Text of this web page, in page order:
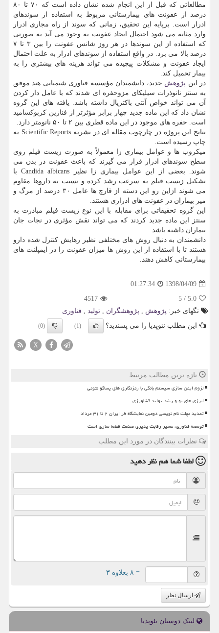
مطالعاتی كه قبل از این انجام شده نشان داده است كه ۷۰ تا ۸۰
درصد از عفونت های بیمارستانی مربوط به استفاده از سوندهای
ادرار است. برپایه این تحقیق، زمانی كه سوند از راه مجاری ادرار
وارد مثانه می شود احتمال ایجاد عفونت به وجود می آید به صورتی
كه استفاده از این سوندها در هر روز شانس عفونت را بین ۳ تا ۷
درصد بالا می برد. در واقع استفاده از سوندهای ادرار به علت احتمال
ایجاد عفونت و مشكلات پیچیده می تواند هزینه های بیشتری را به
بیمار تحمیل كند.
در این پژوهش جدید، دانشمندان مؤسسه فناوری شیمیایی هند موفق
به سنتز نانوذرات سیلیكای مزوحفره ای شدند كه با عامل دار كردن
آن می تواند خواص آنتی باكتریال داشته باشد. یافته های این گروه
نشان داد كه این ماده جدید چهار برابر مؤثرتر از فنازین كربوكسامید
است. حفره های موجود در این ماده قطری بین ۲ تا ۵۰ نانومتر دارد.
نتایج این پروژه در چارچوب مقاله ای در نشریه Scientific Reports به
چاپ رسیده است.
میكروب ها و عوامل بیماری زا معمولاً به صورت زیست فیلم روی
سطح سوندهای ادرار قرار می گیرند كه باعث عفونت در بدن می
شوند. بعضی از این عوامل بیماری زا نظیر Candida albicans با
تشكیل زیست فیلم به سرعت رشد كرده و نسبت به داروها مقاوم
می شوند ازاین رو این دسته از قارچ ها عامل ۳۰ درصد از مرگ و
میر بیماران در عفونت های ادراری هستند.
این گروه تحقیقاتی برای مقابله با این نوع زیست فیلم مبادرت به
سنتز این ماده جدید كردند كه می تواند نقش مؤثری در نجات جان
بیماران داشته باشد.
دانشمندان به دنبال روش های مختلفی نظیر رهایش كنترل شده دارو
هستند تا با استفاده از این روش ها میزان عفونت را در ایمپلنت های
بیمارستانی كاهش دهند.
1398/04/09
01:27:34
5.0
/
5
4517
تگهای خبر: پژوهش , پژوهشگران , تولید , فناوری
این مطلب نئوپدیا را می پسندید؟
(1)
(0)
X
تازه ترین مطالب مرتبط
لزوم ایمن سازی سیستم بانکی با رمزنگاری های پساکوانتومی
انرژی های نو و رشد تولید کشاورزی
تمدید مهلت نام نویسی دومین نمایشگاه فر ایران ۲ تا ۳۱ مرداد
توسعه فناوری، مسیر رقابت پذیری صنعت قطعه سازی است
نظرات بینندگان در مورد این مطلب
لطفا شما همنظر دهید
= ۸ بعلاوه ۳
ارسال نظر
لینک دوستان نئوپدیا